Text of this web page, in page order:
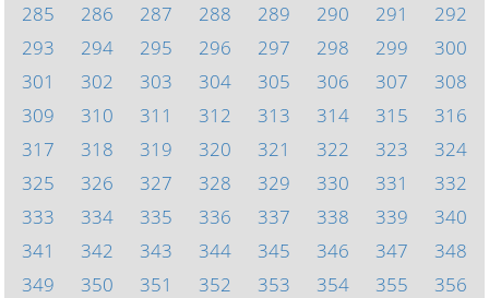
285
286 287 288 289 290 291
292
293
294 295 296 297 298 299
300
301
302 303 304 305 306 307
308
309
310 311 312 313 314 315
316
317
318 319 320 321 322 323
324
325
326 327 328 329 330 331
332
333
334 335 336 337 338 339
340
341
342 343 344 345 346 347
348
349
350 351 352 353 354 355 356